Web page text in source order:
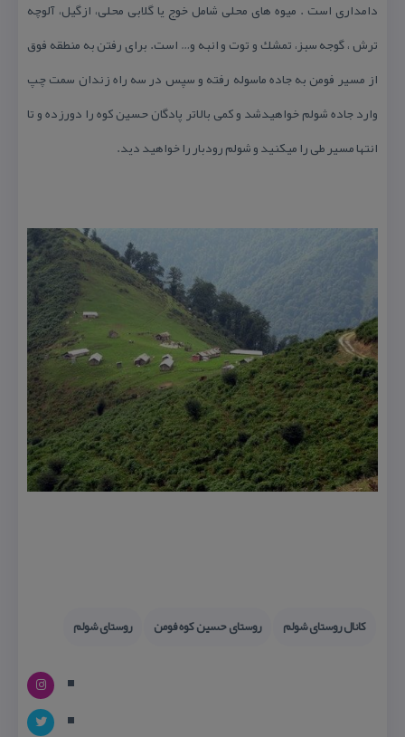
دامداری است . میوه های محلی شامل خوج یا گلابی محلی، ازگیل، آلوچه
ترش ، گوجه سبز، تمشك و توت و انبه و… است. برای رفتن به منطقه فوق
از مسیر فومن به جاده ماسوله رفته و سپس در سه راه زندان سمت چپ
وارد جاده شولم خواهیدشد و كمی بالاتر پادگان حسین كوه را دورزده و تا
انتها مسیر طی را میكنید و شولم رودبار را خواهید دید.
كانال روستای شولم روستای حسین كوه فومن روستای شولم